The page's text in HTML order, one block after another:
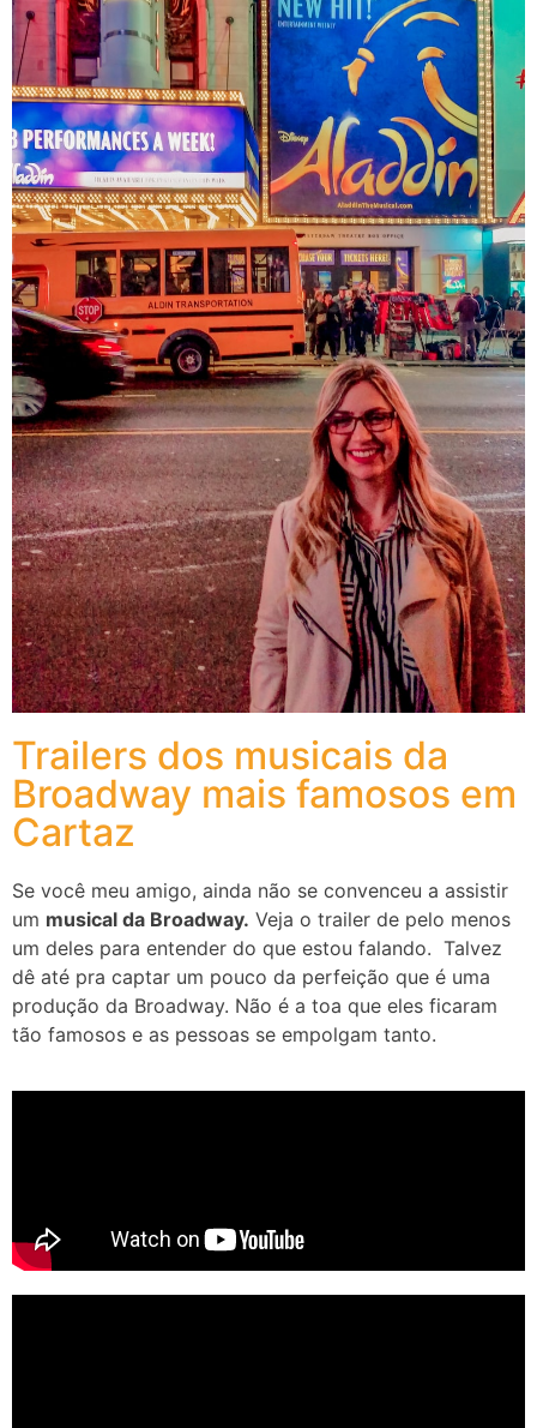
Trailers dos musicais da
Broadway mais famosos em
Cartaz
Se você meu amigo, ainda não se convenceu a assistir
um musical da Broadway. Veja o trailer de pelo menos
um deles para entender do que estou falando. Talvez
dê até pra captar um pouco da perfeição que é uma
produção da Broadway. Não é a toa que eles ficaram
tão famosos e as pessoas se empolgam tanto.